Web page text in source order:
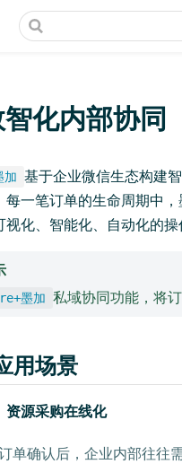
化内部协同
加 基于企业微信生态构建
每一笔订单的生命周期中
视化、智能化、自动化的操
墨加 私域协同功能，将
用场景
资源采购在线化
单确认后，企业内部往往